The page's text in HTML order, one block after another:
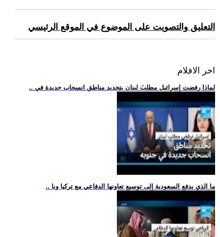
التعليق والتصويت على الموضوع في الموقع الرئيسي
اخر الافلام
.. لماذا رفضت إسرائيل مطلبَ لبنان بتحديد مناطق انسحاب جديدة في
.. ما الذي يدفع السعودية إلى توسيع تعاونها الدفاعي مع تركيا وبا